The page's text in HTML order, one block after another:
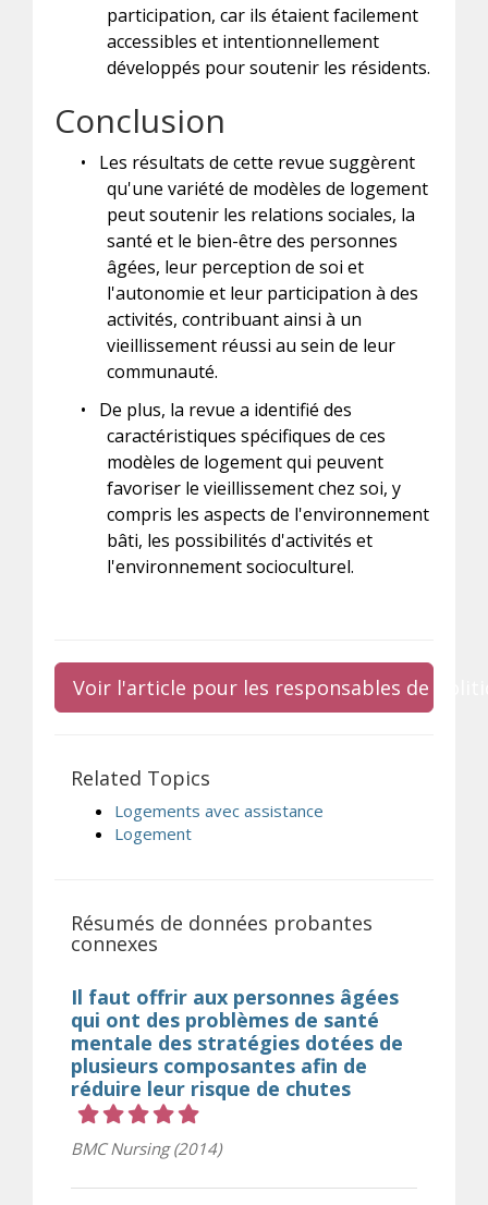
participation, car ils étaient facilement
accessibles et intentionnellement
développés pour soutenir les résidents.
Conclusion
•
Les résultats de cette revue suggèrent
qu'une variété de modèles de logement
peut soutenir les relations sociales, la
santé et le bien-être des personnes
âgées, leur perception de soi et
l'autonomie et leur participation à des
activités, contribuant ainsi à un
vieillissement réussi au sein de leur
communauté.
•
De plus, la revue a identifié des
caractéristiques spécifiques de ces
modèles de logement qui peuvent
favoriser le vieillissement chez soi, y
compris les aspects de l'environnement
bâti, les possibilités d'activités et
l'environnement socioculturel.
Voir l'article pour les responsables de
Related Topics
Logements avec assistance
Logement
Résumés de données probantes
connexes
Il faut offrir aux personnes âgées
qui ont des problèmes de santé
mentale des stratégies dotées de
plusieurs composantes afin de
réduire leur risque de chutes
BMC Nursing (2014)